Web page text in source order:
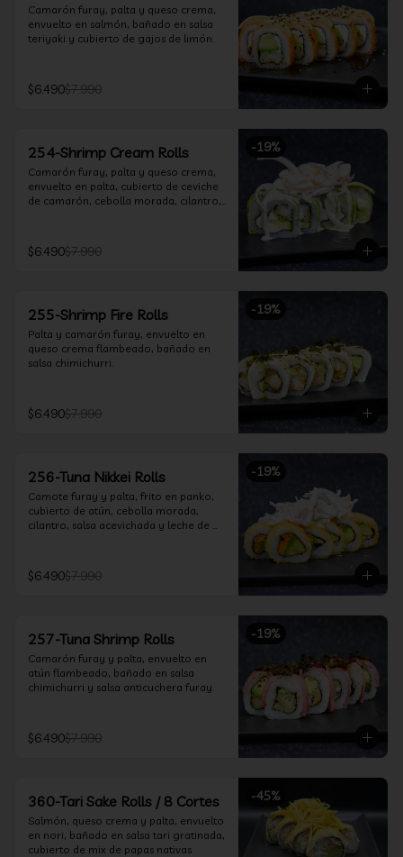
Camarón furay, palta y queso crema,
envuelto en salmón, bañado en salsa
teriyaki y cubierto de gajos de limón.
$6.490$7.990
-19%
254-Shrimp Cream Rolls
Camarón furay, palta y queso crema,
envuelto en palta, cubierto de ceviche
de camarón, cebolla morada, cilantro,
$6.490$7.990
-19%
255-Shrimp Fire Rolls
Palta y camarón furay, envuelto en
queso crema flambeado, bañado en
salsa chimichurri.
$6.490$7.990
-19%
256-Tuna Nikkei Rolls
Camote furay y palta, frito en panko,
cubierto de atún, cebolla morada,
cilantro, salsa acevichada y leche de
$6.490$7.990
-19%
257-Tuna Shrimp Rolls
Camarón furay y palta, envuelto en
atún flambeado, bañado en salsa
chimichurri y salsa anticuchera furay.
$6.490$7.990
-45%
360-Tari Sake Rolls / 8 Cortes
Salmón, queso crema y palta, envuelto
en nori, bañado en salsa tari gratinada,
cubierto de mix de papas nativas